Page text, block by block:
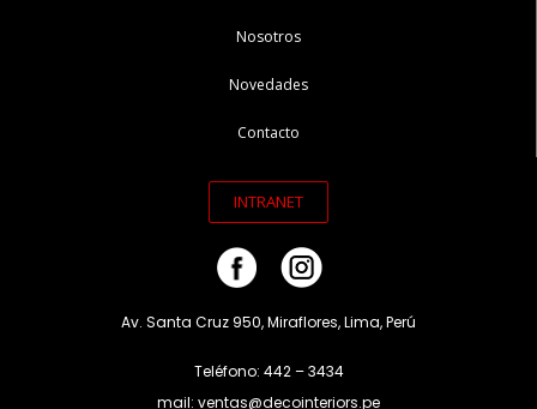
Nosotros
Novedades
Contacto
INTRANET
Av. Santa Cruz 950, Miraflores, Lima, Perú
Teléfono: 442 – 3434
mail: ventas@decointeriors.pe